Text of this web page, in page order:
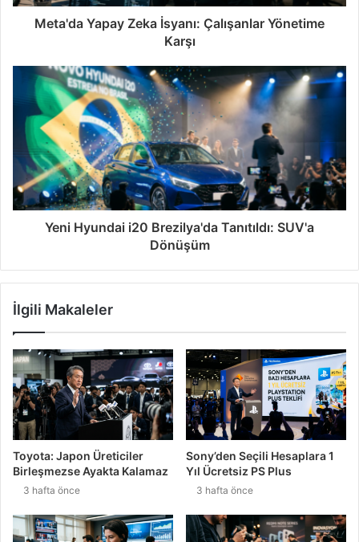
Meta'da Yapay Zeka İsyanı: Çalışanlar Yönetime
Karşı
Yeni Hyundai i20 Brezilya'da Tanıtıldı: SUV'a
Dönüşüm
İlgili Makaleler
Toyota: Japon Üreticiler
Birleşmezse Ayakta Kalamaz
3 hafta önce
Sony’den Seçili Hesaplara 1
Yıl Ücretsiz PS Plus
3 hafta önce